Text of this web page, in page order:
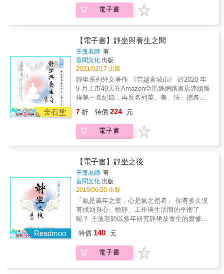
藏的所有苦毒。 & 本書特色 1. 對象：「想學會
愛自己」卻不知如何著手的人。 2. 超值資源：
全書12堂課均附上音訊引導影片的QR Code。
3. 藉由冥想引導及肯定句，幫助你安定身心、
掃除困擾與障礙。 &
近四十年，從來沒有看過他發過一次脾氣，是
否和此有關，不得而知。但是這並非一通永
禪定還是得配合般若才是穩當。」 「這位斯里
蘭卡的比丘曾經大略地說到他是如何去修持安
那般那法門，他說他們會選擇在清淨的寺廟或
者在大樹下，或者去人跡罕到的空地進行十種
修法。剛開始，依照自己個人的身心狀態，觀
察呼吸的進出，目的是一定要守護好自己的覺
知，如果自己出去的氣比較長的時候，覺知上
要很清楚地知道，自己的出息比較長；自己進
來的氣，進來的呼吸比較長的時候，也要很清
短&hellip;&hellip;.」 「也有人為了靜心，很憂
心地和我研討過如何還有更好的方法？我曾經
建議以心應心、轉心，對於沒有心地方法功夫
的人而言，很難從祖師的隻字片語獲得體悟，
如果沒有辦法靜心，那便要從安心和歡喜心做
起。我認為最好的方法就是做各式各樣的布
施，但是一般人沒有方法下手，布施等同道家
很著重的積德，從善感應天神的眷顧，進一步
便可獲得明師指點或者福至心靈，意解心
開。」 「據師尊所言，此處也可以稱做『神闕
穴』，它是主宰身體渾身上下很重要的樞紐，
一切的大小經絡，四肢百脈，內部的臟腑各
處，還有眼、鼻、口、舌多處，細至所有身上
孔竅出處都和肚臍有關，因此不容小覷。道家
更是把中臍視為煉丹結穴、長生得道重要之
「在密宗許多伏藏大師所取的竅訣中，也有許
許多多修持禪定時遭逢障礙如何破除的口訣，
有的觀想不同顏色的明點在不同的位置上，有
的觀想不同的本尊安住在不同的脈輪上，有的
則持咒消除，也有的要你把意念關注在鼻尖五
指處，有地、水、火、風、空諸色做代表，用
來消除因為靜坐而產生四大不調的障礙
&hellip;&hellip;總而言之， 這些都是要消除你
在靜坐過程當中，因為散亂和昏沉、掉舉所引
發出來的副作用，所以在進入『止』的過程
中，首先要消除的便是昏沉、掉舉。」 「像我
的一位金剛乘的師父，他第一次閉關修拙火就
是在二十歲以前，很容易相應，我和他相識將
近四十年，從來沒有看過他發過一次脾氣，是
否和此有關，不得而知。但是這並非一通永
禪定還是得配合般若才是穩當。」 「這位斯里
蘭卡的比丘曾經大略地說到他是如何去修持安
那般那法門，他說他們會選擇在清淨的寺廟或
者在大樹下，或者去人跡罕到的空地進行十種
修法。剛開始，依照自己個人的身心狀態，觀
察呼吸的進出，目的是一定要守護好自己的覺
知，如果自己出去的氣比較長的時候，覺知上
要很清楚地知道，自己的出息比較長；自己進
來的氣，進來的呼吸比較長的時候，也要很清
短&hellip;&hellip;.」 「也有人為了靜心，很憂
心地和我研討過如何還有更好的方法？我曾經
建議以心應心、轉心，對於沒有心地方法功夫
路》 於2019 年 8 月上市一個月在Amazon亞馬
遜網路書店名列美、加、英、法、德各國 【新
息！」 忙碌的現代人，經常飲食失衡，睡眠不
足，更可能連如何好好呼吸也忘了？王薀老師
在多年學習的過程中，遭逢到了許多身懷奇術
的能人異士，在這本書中將伴著回憶的口吻，
為我們娓娓道來，從許多不世出的高人及養生
專家口中，學習到他們不外傳的獨門養生秘
訣，以簡便易行，最適合現代人做的各式功法
及呼吸法門，用不費一分錢的呼吸，就能喚醒
沉睡的自我療癒，讓逸失的古老傳統養生智
源遠流長崆峒道門倪道長 「關於道家的養生法
訣成千上萬，但個人認為一切的功法都來自於
兩個鼻孔的出入，如果懂得善用呼吸，必然可
以獲得長生不老，勝過於任何的靈丹仙藥，而
且不用花費半毛錢。」 一般來說，呼吸初初練
習的時候，所要注意的是進來鼻孔的氣要比出
氣的氣來得長為要，這也是在道家很基本要注
意的要處，進一步來說，我多年以來平日裡所
使用的呼吸法其實非常簡單，任何人都可以做
得到，怎麼做呢？以十個數字為一組做為單
位，剛開始使用這個方法，有些人會覺得不習
慣，甚至於會覺得反而會擾亂到心緒，因此最
好的方法便是在靜態時使用，例如打坐的時
候，或者搭乘車子的時候，這個時間多半是屬
於靜態的，比較有法可以掌握住。 ◎半生戎馬
電子書
金石堂
【電子書】靜坐與養生之間
王薀老師 著
善聞文化 出版
2021/02/17 出版
靜坐系列外文著作 《雲越青城山》 於2020 年
9 月上市49天在Amazon亞馬遜網路書店連續獲
得第一名紀錄，再度名列英、美、法、德各
行榜】均獲得第一名殊榮！ 《通往青城山之
路》 於2019 年 8 月上市一個月在Amazon亞馬
遜網路書店名列美、加、英、法、德各國 【新
息！」 忙碌的現代人，經常飲食失衡，睡眠不
足，更可能連如何好好呼吸也忘了？王薀老師
在多年學習的過程中，遭逢到了許多身懷奇術
的能人異士，在這本書中將伴著回憶的口吻，
為我們娓娓道來，從許多不世出的高人及養生
專家口中，學習到他們不外傳的獨門養生秘
訣，以簡便易行，最適合現代人做的各式功法
及呼吸法門，用不費一分錢的呼吸，就能喚醒
沉睡的自我療癒，讓逸失的古老傳統養生智
源遠流長崆峒道門倪道長 「關於道家的養生法
訣成千上萬，但個人認為一切的功法都來自於
兩個鼻孔的出入，如果懂得善用呼吸，必然可
7 折 特價 224 元
電子書
Readmoo
【電子書】靜坐之後
王薀老師 著
善聞文化 出版
2019/06/20 出版
「氣是萬年之藥，心是氣之使者」 你有多久沒
有找到身心、動靜、工作與生活間的平衡了
呢？ 王薀老師以多年研究靜坐及養生的實修經
出最能平衡現代人身心靈的竅訣！用最簡單的
動作，配合調整呼吸的方法，轉化現代人身處
各種生活挑戰所帶來的負能量，擺脫憂鬱、煩
特價 140 元
電子書